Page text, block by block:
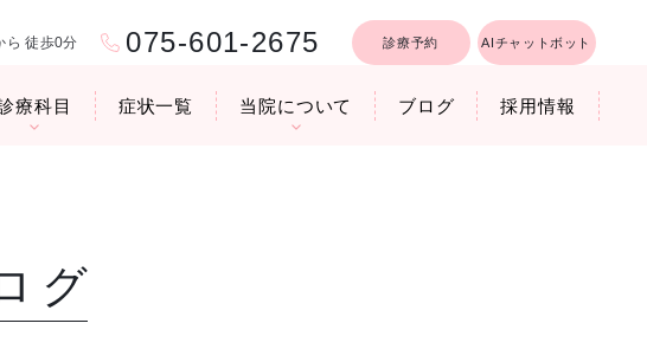
ら 徒歩0分 075-601-2675 診療予約 AIチャットボット
療科目 症状一覧 当院について ブログ 採用情報
グ